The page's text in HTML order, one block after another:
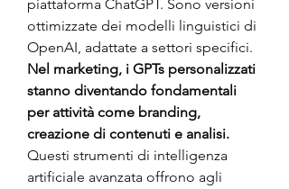
piattaforma ChatGPT. Sono versioni
ottimizzate dei modelli linguistici di
OpenAI, adattate a settori specifici.
Nel marketing, i GPTs personalizzati
stanno diventando fondamentali
per attività come branding,
creazione di contenuti e analisi.
Questi strumenti di intelligenza
artificiale avanzata offrono agli